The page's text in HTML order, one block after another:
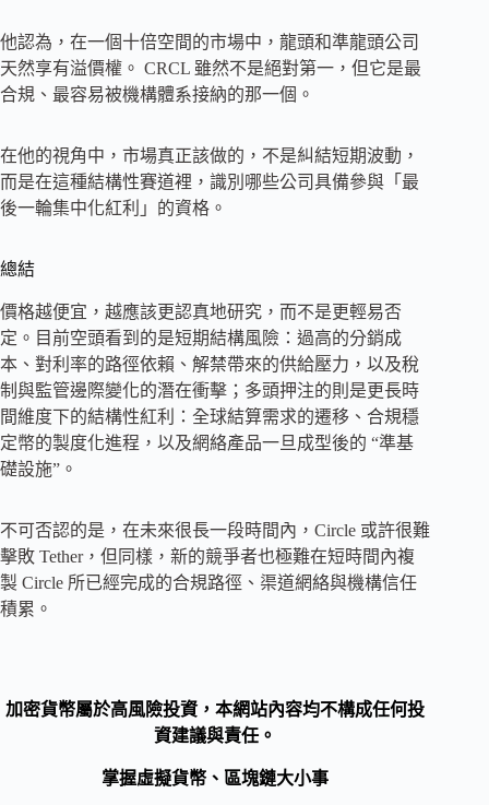
他認為，在一個十倍空間的市場中，龍頭和準龍頭公司
天然享有溢價權。 CRCL 雖然不是絕對第一，但它是最
合規、最容易被機構體系接納的那一個。
在他的視角中，市場真正該做的，不是糾結短期波動，
而是在這種結構性賽道裡，識別哪些公司具備參與「最
後一輪集中化紅利」的資格。
總結
價格越便宜，越應該更認真地研究，而不是更輕易否
定。目前空頭看到的是短期結構風險：過高的分銷成
本、對利率的路徑依賴、解禁帶來的供給壓力，以及稅
制與監管邊際變化的潛在衝擊；多頭押注的則是更長時
間維度下的結構性紅利：全球結算需求的遷移、合規穩
定幣的製度化進程，以及網絡產品一旦成型後的 “準基
礎設施”。
不可否認的是，在未來很長一段時間內，Circle 或許很難
擊敗 Tether，但同樣，新的競爭者也極難在短時間內複
製 Circle 所已經完成的合規路徑、渠道網絡與機構信任
積累。
加密貨幣屬於高風險投資，本網站內容均不構成任何投
資建議與責任。
掌握虛擬貨幣、區塊鏈大小事